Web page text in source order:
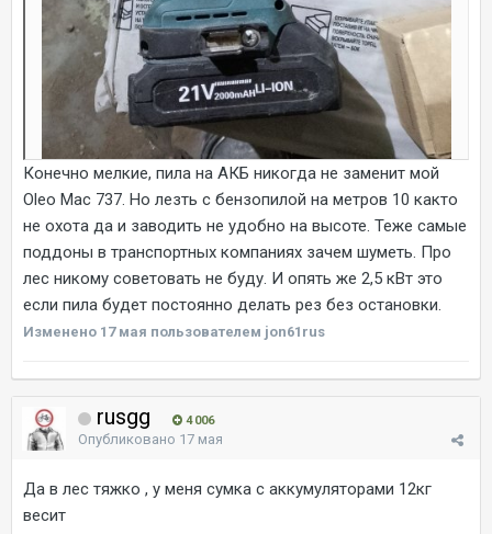
Конечно мелкие, пила на АКБ никогда не заменит мой
Oleo Mac 737. Но лезть с бензопилой на метров 10 както
не охота да и заводить не удобно на высоте. Теже самые
поддоны в транспортных компаниях зачем шуметь. Про
лес никому советовать не буду. И опять же 2,5 кВт это
если пила будет постоянно делать рез без остановки.
Изменено 17 мая пользователем jon61rus
rusgg 4 006
Опубликовано 17 мая
Да в лес тяжко , у меня сумка с аккумуляторами 12кг
весит